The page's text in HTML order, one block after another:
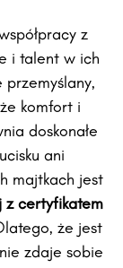
z
i talent w ich
przemyślany,
komfort i
doskonałe
ani
majtkach jest
z certyfikatem
że jest
zdaje sobie